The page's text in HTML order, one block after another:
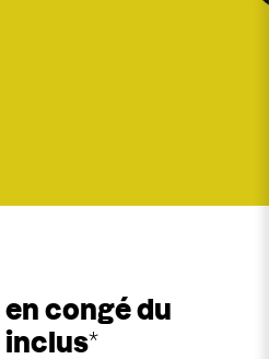
en congé du
inclus*